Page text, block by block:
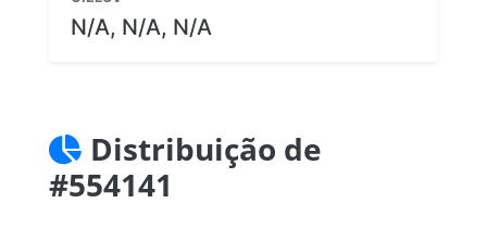
N/A, N/A, N/A
Distribuição de
#554141